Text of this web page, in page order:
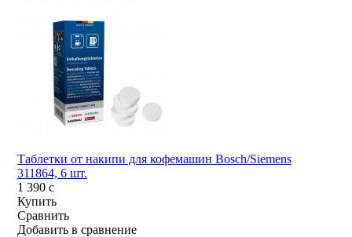
Таблетки от накипи для кофемашин Bosch/Siemens
311864, 6 шт.
1 390c
Купить
Сравнить
Добавить в сравнение